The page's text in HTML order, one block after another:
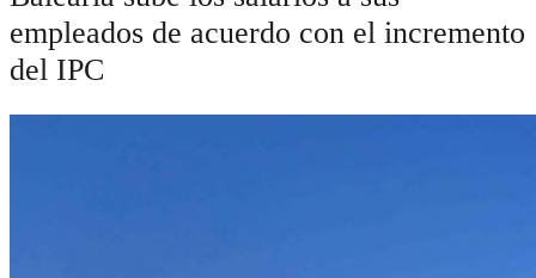
empleados de acuerdo con el incremento
del IPC